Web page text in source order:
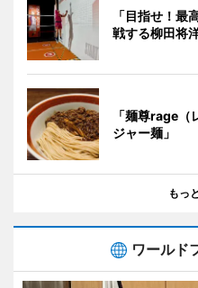
「目指せ！最
戦する柳田将
「麺尊rage（
ジャー麺」
もっ
ワールド